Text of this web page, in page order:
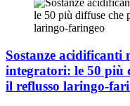
Sostanze acidificanti
integratori: le 50 più
il reflusso laringo-